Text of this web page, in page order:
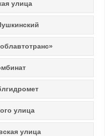
улица
улица
улица